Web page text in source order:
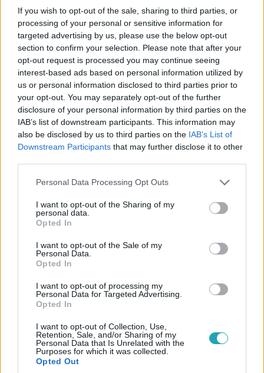
If you wish to opt-out of the sale, sharing to third parties, or
processing of your personal or sensitive information for
targeted advertising by us, please use the below opt-out
section to confirm your selection. Please note that after your
opt-out request is processed you may continue seeing
interest-based ads based on personal information utilized by
us or personal information disclosed to third parties prior to
your opt-out. You may separately opt-out of the further
disclosure of your personal information by third parties on the
IAB’s list of downstream participants. This information may
also be disclosed by us to third parties on the IAB’s List of
Downstream Participants that may further disclose it to other
Please note that this website/app uses one or more Google
not limited to your visit or usage behaviour. You may click to
grant or deny consent to Google and its third-party tags to
use your data for below specified purposes in below Google
consent section.
Personal Data Processing Opt Outs
I want to opt-out of the Sharing of my
personal data.
Opted In
I want to opt-out of the Sale of my
Personal Data.
Opted In
I want to opt-out of processing my
Personal Data for Targeted Advertising.
Opted In
I want to opt-out of Collection, Use,
Retention, Sale, and/or Sharing of my
Personal Data that Is Unrelated with the
Purposes for which it was collected.
Opted Out
Már öt megyében mutatták ki az elmúlt héten a gyorsan
terjedő madárinfluenza-vírust állattartó telepeken. Több
ezer szárnyast kellett levágni. A liba- és kacsahús ára a
járvány miatt még magasabb lehet a Híradónak
nyilatkozó közgazdász szerint. A Hortobágyi
Madárparkban eközben a betegség miatt a sérült
madarakat is csak szigorú szabályok betartásával látják
el.
2023. november 1. 17:31
Négy gázpalack felrobbant, porig égett a menhely
kutyákat
Porig égett kedden éjjel egy pomázi állatmenhely
főépülete. Az épületben lévő két kutyának nem esett baja,
mert egy önkéntes kimentette az állatokat. Ahogy a
telepen lévő másik 26 kutya is ép bőrrel megúszta. A
tűzben négy gázpalack is felrobbant, az egyik pont a